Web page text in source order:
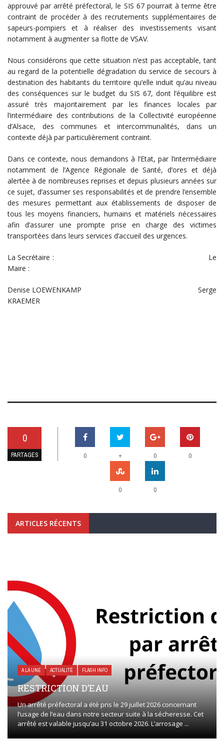
approuvé par arrêté préfectoral, le SIS 67 pourrait à terme être
contraint de procéder à des recrutements supplémentaires de
sapeurs-pompiers et à réaliser des investissements visant
notamment à augmenter sa flotte de VSAV.
Nous considérons que cette situation n’est pas acceptable, tant
au regard de la potentielle dégradation du service de secours à
destination des habitants du territoire qu’elle induit qu’au niveau
des conséquences sur le budget du SIS 67, dont l’équilibre est
assuré très majoritairement par les finances locales par
l’intermédiaire des contributions de la Collectivité européenne
d’Alsace, des communes et intercommunalités, dans un
contexte déjà par particulièrement contraint.
Dans ce contexte, nous demandons à l’Etat, par l’intermédiaire
notamment de l’Agence Régionale de Santé, d’ores et déjà
alertée à de nombreuses reprises et depuis plusieurs années sur
ce sujet, d’assumer ses responsabilités et de prendre l’ensemble
des mesures permettant aux établissements de disposer de
tous les moyens financiers, humains et matériels nécessaires
afin d’assurer une prompte prise en charge des victimes
transportées dans leurs services d’accueil des urgences.
La Secrétaire : Le
Maire :
Denise LOEWENKAMP Serge
KRAEMER
0
PARTAGES 0 + 0 0
0 0
ARTICLES RÉCENTS
A LA UNE ACTUALITÉ FLASH INFO
RESTRICTION D’EAU
Un arrêté préfectoral a été pris le 29 juillet 2026 concernant
l’usage de l’eau dans notre secteur suite à la sécheresse. Cet
arrêté est valable jusqu’au 31 octobre 2026. L’arrosage ...